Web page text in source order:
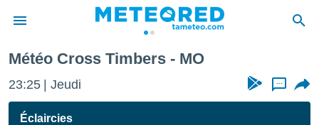
de
Météo Cross Timbers - MO
23:25 Jeudi ...
Éclaircies